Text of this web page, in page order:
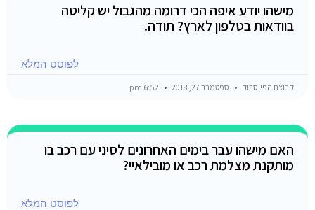
מישהו יודע איפה הכי דרומה מהגבול יש קליטה
בוודאות בטלפון לארץ? תודה.
לפוסט המלא
קבוצת הפייסבוק ספטמבר 27, 2018
האם מישהו עבר בימים האחרונים לסיני עם רכב בו
מותקנת מצלמת רכב או מובילאיי?
לפוסט המלא